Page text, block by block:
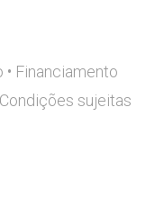
Financiamento
sujeitas